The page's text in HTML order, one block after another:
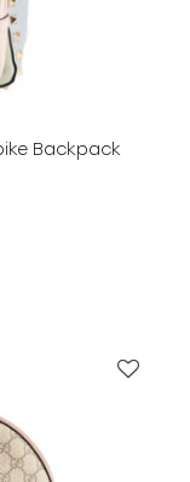
Backpack